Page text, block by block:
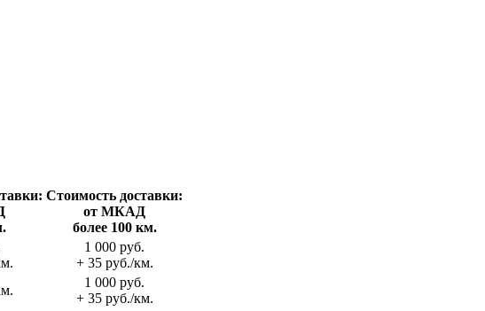
Стои­мость доставки:
от МКАД
более 100 км.
1 000 руб.
+ 35 руб./км.
1 000 руб.
+ 35 руб./км.